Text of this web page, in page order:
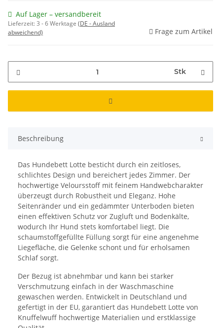
Auf Lager – versandbereit
Lieferzeit:3 - 6 Werktage (DE - Ausland
abweichend)
Frage zum Artikel
Stk
Beschreibung
Das Hundebett Lotte besticht durch ein zeitloses,
schlichtes Design und bereichert jedes Zimmer. Der
hochwertige Veloursstoff mit feinem Handwebcharakter
überzeugt durch Robustheit und Eleganz. Hohe
Seitenränder und ein gedämmter Unterboden bieten
einen effektiven Schutz vor Zugluft und Bodenkälte,
wodurch Ihr Hund stets komfortabel liegt. Die
schaumstoffgefüllte Füllung sorgt für eine angenehme
Liegefläche, die Gelenke schont und für erholsamen
Schlaf sorgt.
Der Bezug ist abnehmbar und kann bei starker
Verschmutzung einfach in der Waschmaschine
gewaschen werden. Entwickelt in Deutschland und
gefertigt in der EU, garantiert das Hundebett Lotte von
Knuffelwuff hochwertige Materialien und erstklassige